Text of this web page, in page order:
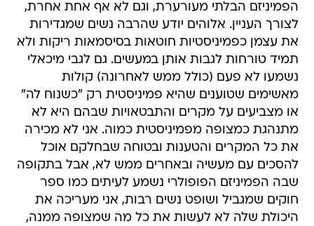
הפמיניזם הבלתי מעורערת, וגם לא אף אחת אחרת,
לצורך העניין. אלוהים יודע שהרבה נשים שמגדירות
את עצמן כפמיניסטיות חוטאות בסיסמאות ריקות ולא
תמיד טורחות לגבות אותן במעשים. גם לגבי מיכאלי
נשמעו לא פעם (כולל ממש לאחרונה) קולות
מאשימים שטוענים שהיא פמיניסטית רק "כשנוח לה"
או מצביעים על מקרים והתבטאויות שבהם היא לא
מתנהגת כמצופה מפמיניסטית כמוה. אני לא מכירה
את כל המקרים והטענות ובטוחה שבחלקם אוכל
להסכים עם מעשיה ובאחרים ממש לא, אבל בתקופה
שבה הפמיניזם הפופולרי נשמע לעיתים כמו ספר
חוקים שמגביל ושופט נשים רבות, אני מעריכה את
היכולת שלה לא לעשות את כל מה שמצופה ממנה,